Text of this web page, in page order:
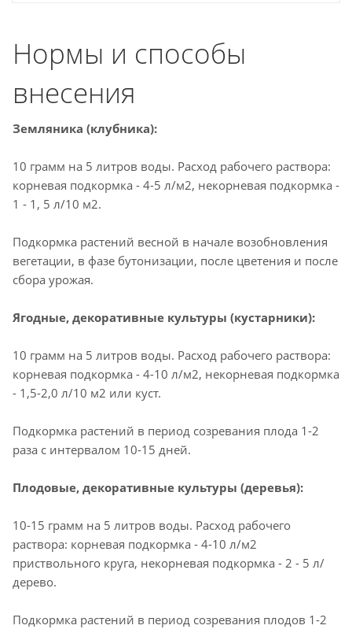
Нормы и способы
внесения
Земляника (клубника):
10 грамм на 5 литров воды. Расход рабочего раствора:
корневая подкормка - 4-5 л/м2, некорневая подкормка -
1 - 1, 5 л/10 м2.
Подкормка растений весной в начале возобновления
вегетации, в фазе бутонизации, после цветения и после
сбора урожая.
Ягодные, декоративные культуры (кустарники):
10 грамм на 5 литров воды. Расход рабочего раствора:
корневая подкормка - 4-10 л/м2, некорневая подкормка
- 1,5-2,0 л/10 м2 или куст.
Подкормка растений в период созревания плода 1-2
раза с интервалом 10-15 дней.
Плодовые, декоративные культуры (деревья):
10-15 грамм на 5 литров воды. Расход рабочего
раствора: корневая подкормка - 4-10 л/м2
приствольного круга, некорневая подкормка - 2 - 5 л/
дерево.
Подкормка растений в период созревания плодов 1-2